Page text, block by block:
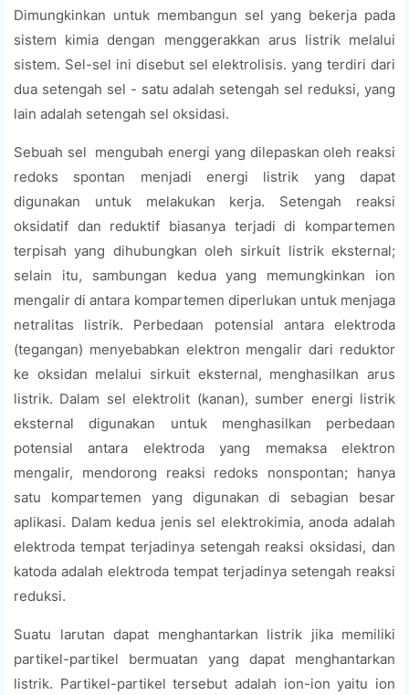
Dimungkinkan untuk membangun sel yang bekerja pada
sistem kimia dengan menggerakkan arus listrik melalui
sistem. Sel-sel ini disebut sel elektrolisis. yang terdiri dari
dua setengah sel - satu adalah setengah sel reduksi, yang
lain adalah setengah sel oksidasi.
Sebuah sel mengubah energi yang dilepaskan oleh reaksi
redoks spontan menjadi energi listrik yang dapat
digunakan untuk melakukan kerja. Setengah reaksi
oksidatif dan reduktif biasanya terjadi di kompartemen
terpisah yang dihubungkan oleh sirkuit listrik eksternal;
selain itu, sambungan kedua yang memungkinkan ion
mengalir di antara kompartemen diperlukan untuk menjaga
netralitas listrik. Perbedaan potensial antara elektroda
(tegangan) menyebabkan elektron mengalir dari reduktor
ke oksidan melalui sirkuit eksternal, menghasilkan arus
listrik. Dalam sel elektrolit (kanan), sumber energi listrik
eksternal digunakan untuk menghasilkan perbedaan
potensial antara elektroda yang memaksa elektron
mengalir, mendorong reaksi redoks nonspontan; hanya
satu kompartemen yang digunakan di sebagian besar
aplikasi. Dalam kedua jenis sel elektrokimia, anoda adalah
elektroda tempat terjadinya setengah reaksi oksidasi, dan
katoda adalah elektroda tempat terjadinya setengah reaksi
reduksi.
Suatu larutan dapat menghantarkan listrik jika memiliki
partikel-partikel bermuatan yang dapat menghantarkan
listrik. Partikel-partikel tersebut adalah ion-ion yaitu ion